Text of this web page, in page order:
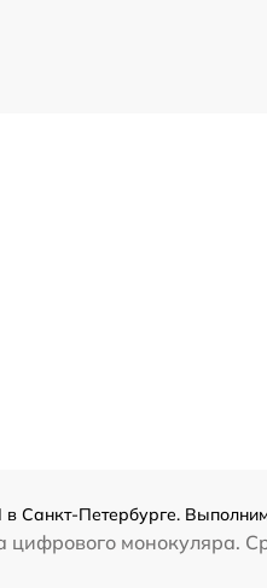
Санкт-Петербурге.
цифрового монокуляра.